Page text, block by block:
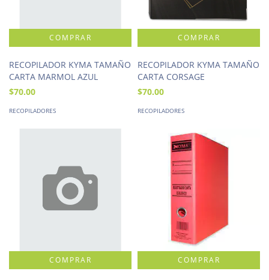
RECOPILADOR KYMA TAMAÑO
CARTA MARMOL AZUL
$70.00
RECOPILADORES
RECOPILADOR KYMA TAMAÑO
CARTA CORSAGE
$70.00
RECOPILADORES